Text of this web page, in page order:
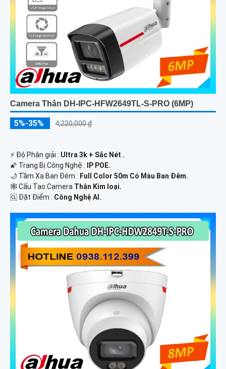
Camera Thân DH-IPC-HFW2649TL-S-PRO (6MP)
5%-35% 4,220,000 ₫
️⚡ Độ Phân giải : Ultra 3k + Sắc Nét .
🌠 Trang Bị Công Nghệ : IP POE.
🌙 Tầm Xa Ban Đêm : Full Color 50m Có Màu Ban Ðêm.
🕸️ Cấu Tạo Camera Thân Kim loại.
️🆑 Đặt Điểm : Công Nghệ AI.